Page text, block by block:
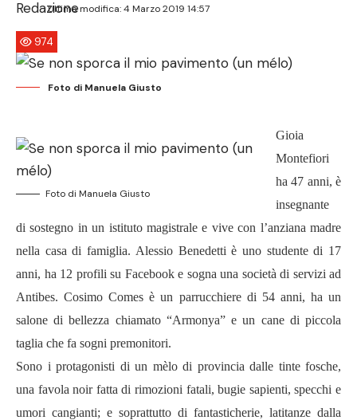
Ultima modifica: 4 Marzo 2019 14:57
974
Foto di Manuela Giusto
Foto di Manuela Giusto
Gioia
Montefiori
ha 47 anni, è
insegnante
di sostegno in un istituto magistrale e vive con l’anziana madre
nella casa di famiglia. Alessio Benedetti è uno studente di 17
anni, ha 12 profili su Facebook e sogna una società di servizi ad
Antibes. Cosimo Comes è un parrucchiere di 54 anni, ha un
salone di bellezza chiamato “Armonya” e un cane di piccola
taglia che fa sogni premonitori.
Sono i protagonisti di un mèlo di provincia dalle tinte fosche,
una favola noir fatta di rimozioni fatali, bugie sapienti, specchi e
umori cangianti; e soprattutto di fantasticherie, latitanze dalla